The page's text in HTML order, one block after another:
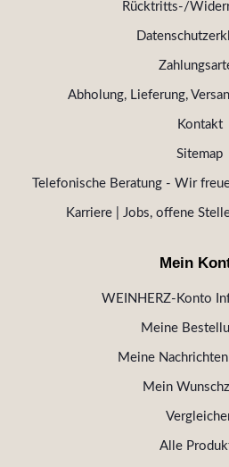
Rücktritts-/
Abholung, Lieferung,
Kontakt
Sitemap
Telefonische Beratung - Wir
Karriere | Jobs, offene
Mein
WEINHERZ-Konto
Meine
Meine
Mein
Alle